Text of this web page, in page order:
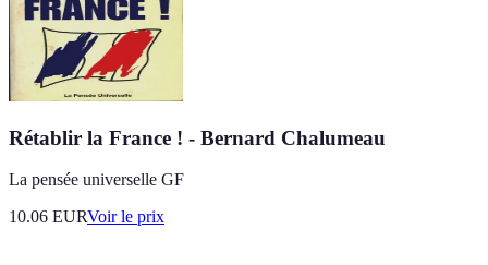
Rétablir la France ! - Bernard Chalumeau
La pensée universelle GF
10.06 EURVoir le prix